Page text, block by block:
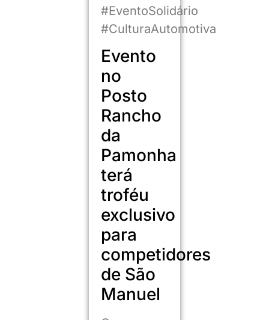
#EventoSolidário
#CulturaAutomotiva
Evento
no
Posto
Rancho
da
Pamonha
terá
troféu
exclusivo
para
competidores
de São
Manuel